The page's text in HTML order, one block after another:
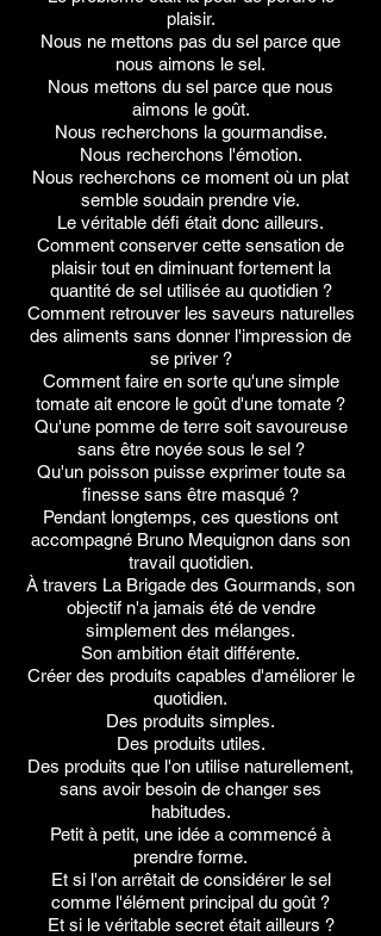
plaisir.
Nous ne mettons pas du sel parce que
nous aimons le sel.
Nous mettons du sel parce que nous
aimons le goût.
Nous recherchons la gourmandise.
Nous recherchons l'émotion.
Nous recherchons ce moment où un plat
semble soudain prendre vie.
Le véritable défi était donc ailleurs.
Comment conserver cette sensation de
plaisir tout en diminuant fortement la
quantité de sel utilisée au quotidien ?
Comment retrouver les saveurs naturelles
des aliments sans donner l'impression de
se priver ?
Comment faire en sorte qu'une simple
tomate ait encore le goût d'une tomate ?
Qu'une pomme de terre soit savoureuse
sans être noyée sous le sel ?
Qu'un poisson puisse exprimer toute sa
finesse sans être masqué ?
Pendant longtemps, ces questions ont
accompagné Bruno Mequignon dans son
travail quotidien.
À travers La Brigade des Gourmands, son
objectif n'a jamais été de vendre
simplement des mélanges.
Son ambition était différente.
Créer des produits capables d'améliorer le
quotidien.
Des produits simples.
Des produits utiles.
Des produits que l'on utilise naturellement,
sans avoir besoin de changer ses
habitudes.
Petit à petit, une idée a commencé à
prendre forme.
Et si l'on arrêtait de considérer le sel
comme l'élément principal du goût ?
Et si le véritable secret était ailleurs ?